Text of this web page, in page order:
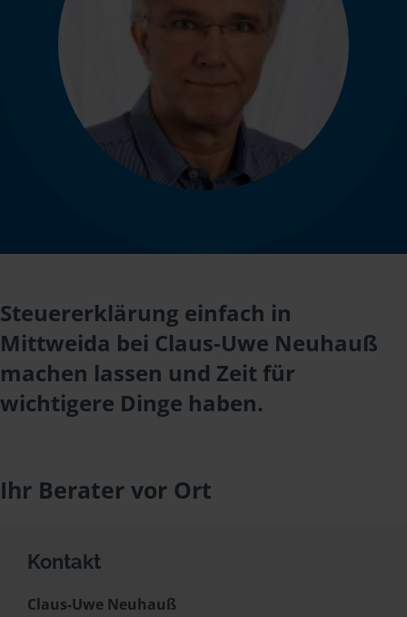
Steuererklärung einfach in
Mittweida bei Claus-Uwe Neuhauß
machen lassen und Zeit für
wichtigere Dinge haben.
Ihr Berater vor Ort
Kontakt
Claus-Uwe Neuhauß